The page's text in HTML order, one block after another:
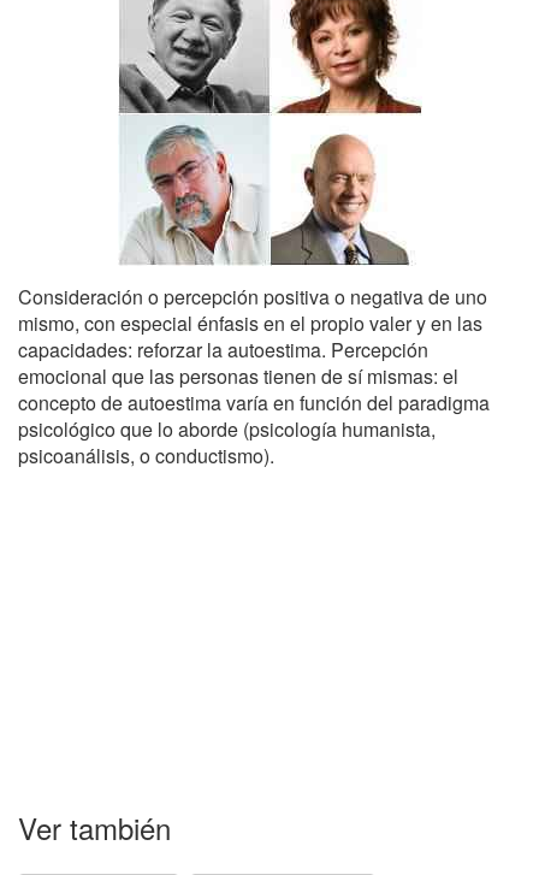
Consideración o percepción positiva o negativa de uno
mismo, con especial énfasis en el propio valer y en las
capacidades: reforzar la autoestima. Percepción
emocional que las personas tienen de sí mismas: el
concepto de autoestima varía en función del paradigma
psicológico que lo aborde (psicología humanista,
psicoanálisis, o conductismo).
Ver también